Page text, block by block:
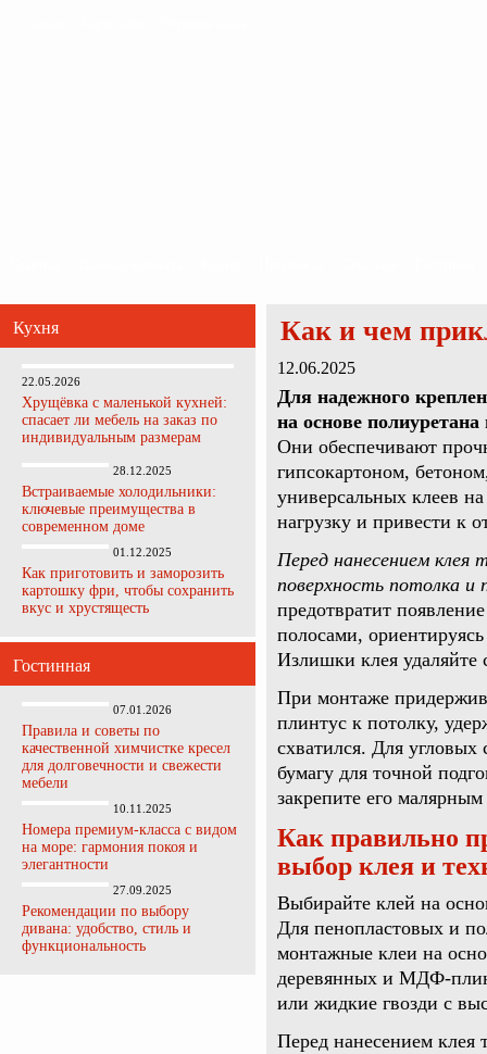
Кухня
22.05.2026
Хрущёвка с маленькой кухней:
спасает ли мебель на заказ по
индивидуальным размерам
28.12.2025
Встраиваемые холодильники:
ключевые преимущества в
современном доме
01.12.2025
Как приготовить и заморозить
картошку фри, чтобы сохранить
вкус и хрустящесть
Гостинная
07.01.2026
Правила и советы по
качественной химчистке кресел
для долговечности и свежести
мебели
10.11.2025
Номера премиум-класса с видом
на море: гармония покоя и
элегантности
27.09.2025
Рекомендации по выбору
дивана: удобство, стиль и
функциональность
Как и чем
12.06.2025
Для надежного
на основе
Они обеспечивают
гипсокартоном,
универсальных клеев
нагрузку и привести к
Перед нанесением
поверхность потолка и
предотвратит
полосами,
Излишки клея удаляйте
При монтаже
плинтус к потолку,
схватился. Для
бумагу для точной
закрепите его
Как правильно
выбор клея и
Выбирайте клей на
Для пенопластовых и
монтажные клеи на
деревянных и МДФ-
или жидкие гвозди с
Перед нанесением клея